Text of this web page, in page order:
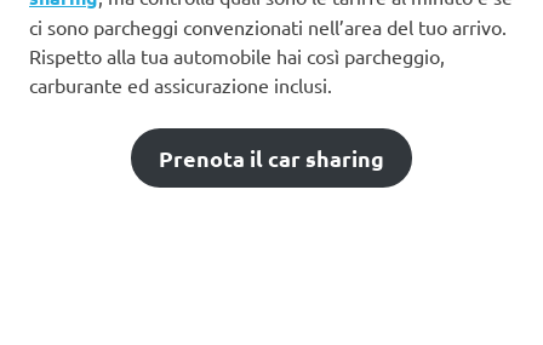
ci sono parcheggi convenzionati nell’area del tuo arrivo.
Rispetto alla tua automobile hai così parcheggio,
carburante ed assicurazione inclusi.
Prenota il car sharing